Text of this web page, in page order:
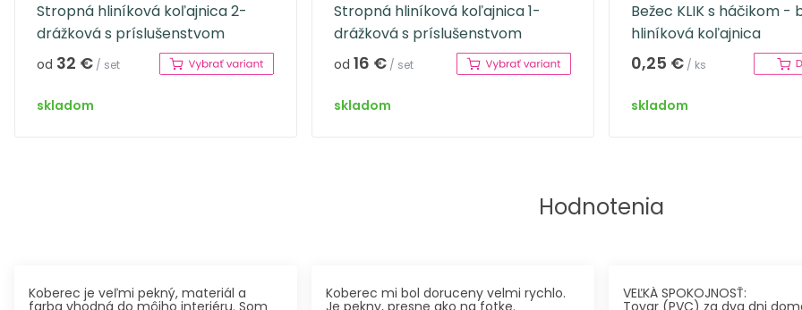
Stropná hliníková koľajnica 2-
drážková s príslušenstvom
od 32 € / set
skladom
Stropná hliníková koľajnica 1-
drážková s príslušenstvom
od 16 € / set
skladom
Bežec KLIK s háčikom -
hliníková koľajnica
0,25 € / ks
skladom
Hodnotenia
Koberec je veľmi pekný, materiál a Koberec mi bol doruceny velmi rychlo. VEĽKÁ SPOKOJNOSŤ: